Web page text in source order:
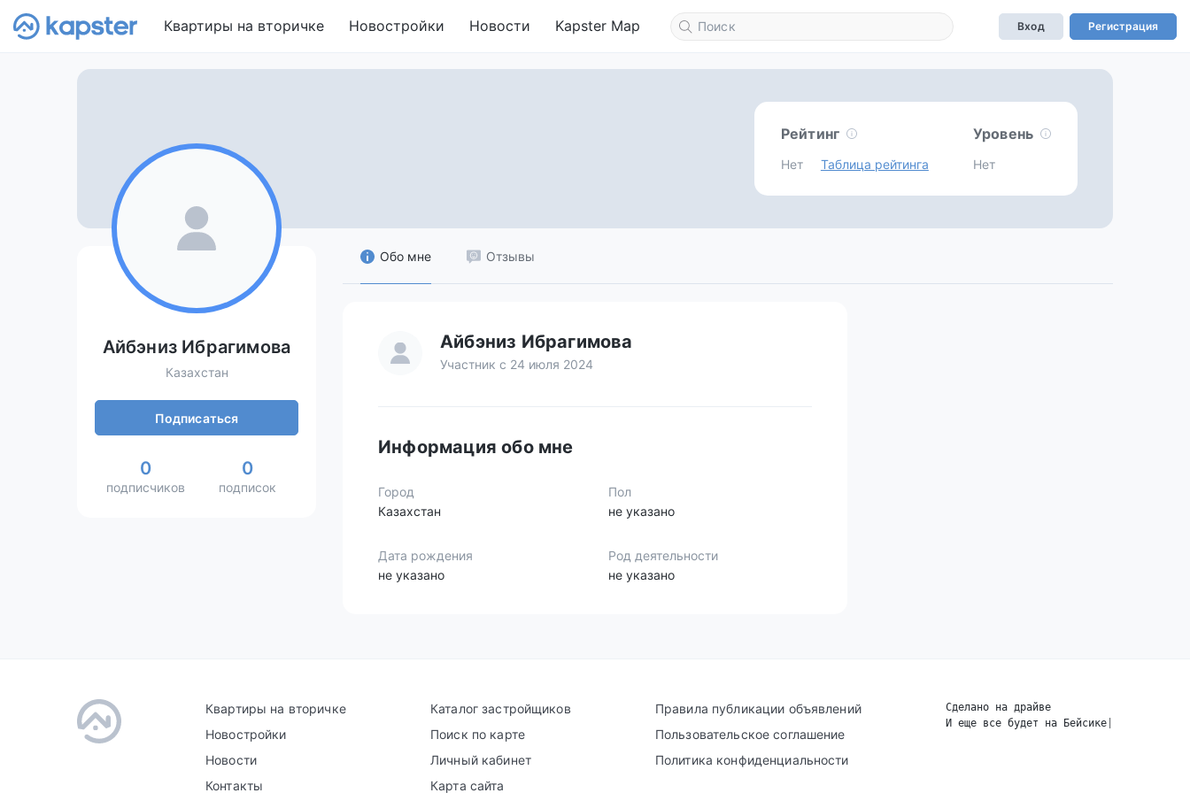
Квартиры на вторичке Новостройки Новости Kapster Map Вход Регистрация
Рейтинг
Нет Таблица рейтинга
Уровень
Нет
Айбэниз Ибрагимова
Казахстан
Подписаться
0
подписчиков
0
подписок
Обо мне Отзывы
Айбэниз Ибрагимова
Участник с 24 июля 2024
Информация обо мне
Город
Казахстан
Пол
не указано
Дата рождения
не указано
Род деятельности
не указано
Квартиры на вторичке
Новостройки
Новости
Контакты
Каталог застройщиков
Поиск по карте
Личный кабинет
Карта сайта
Правила публикации объявлений
Пользовательское соглашение
Политика конфиденциальности
Сделано на драйве
И еще все будет на Бейсике